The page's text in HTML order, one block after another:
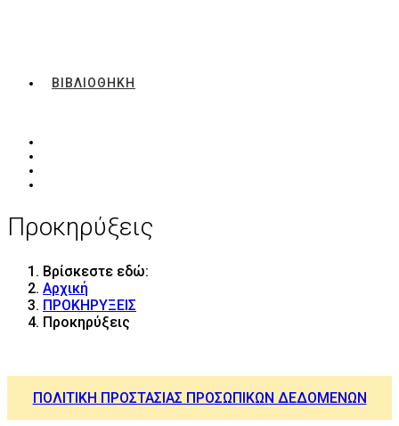
ΒΙΒΛΙΟΘΗΚΗ
Προκηρύξεις
Βρίσκεστε εδώ:
Αρχική
ΠΡΟΚΗΡΥΞΕΙΣ
Προκηρύξεις
ΠΟΛΙΤΙΚΗ ΠΡΟΣΤΑΣΙΑΣ ΠΡΟΣΩΠΙΚΩΝ ΔΕΔΟΜΕΝΩΝ